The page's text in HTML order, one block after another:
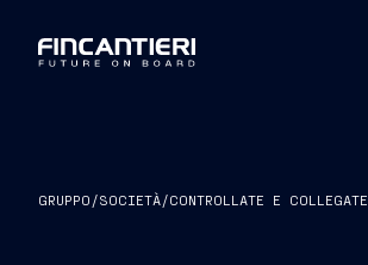
GRUPPO /SOCIETÀ/CONTROLLATE E COLLEGATE